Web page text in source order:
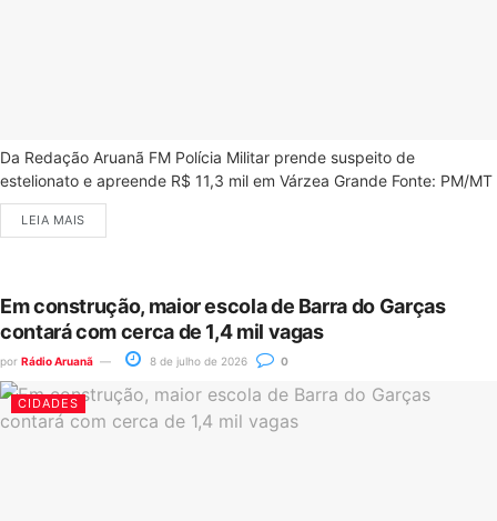
Da Redação Aruanã FM Polícia Militar prende suspeito de
estelionato e apreende R$ 11,3 mil em Várzea Grande Fonte: PM/MT
LEIA MAIS
Em construção, maior escola de Barra do Garças
contará com cerca de 1,4 mil vagas
por Rádio Aruanã 8 de julho de 2026 0
CIDADES